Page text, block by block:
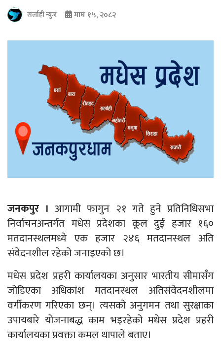
सर्लाही न्युज माघ १५, २०८२
जनकपुर ।आगामी फागुन २१ गते हुने प्रतिनिधिसभा
निर्वाचनअन्तर्गत मधेस प्रदेशका कूल दुई हजार १६०
मतदानस्थलमध्ये एक हजार २४६ मतदानस्थल अति
संवेदनशील रहेको जनाइएको छ।
मधेस प्रदेश प्रहरी कार्यालयका अनुसार भारतीय सीमासँग
जोडिएका अधिकांश मतदानस्थल अतिसंवेदनशीलमा
वर्गीकरण गरिएका छन्। त्यसको अनुगमन तथा सुरक्षाका
उपायबारे योजनाबद्ध काम भइरहेको मधेस प्रदेश प्रहरी
कार्यालयका प्रवक्ता कमल थापाले बताए।